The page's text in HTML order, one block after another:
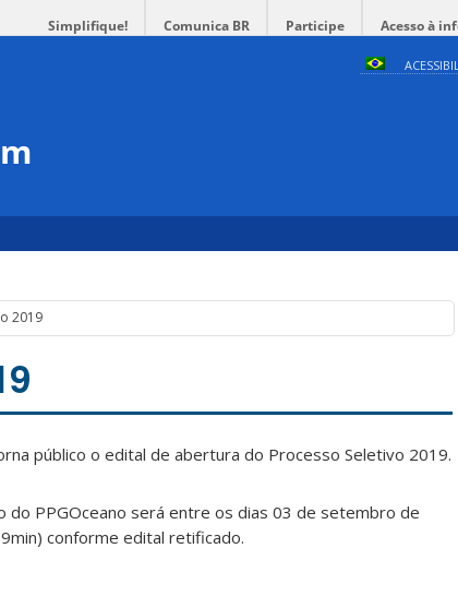
Simplifique! Comunica BR Participe Acesso à
2019
público o edital de abertura do Processo Seletivo 2019.
PPGOceano será entre os dias 03 de setembro de
conforme edital retificado.